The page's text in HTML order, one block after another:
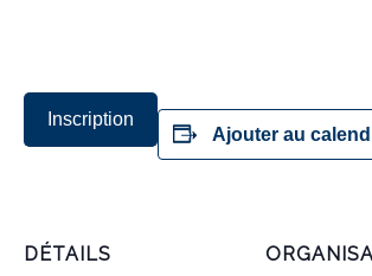
Inscription
Ajouter au
DÉTAILS